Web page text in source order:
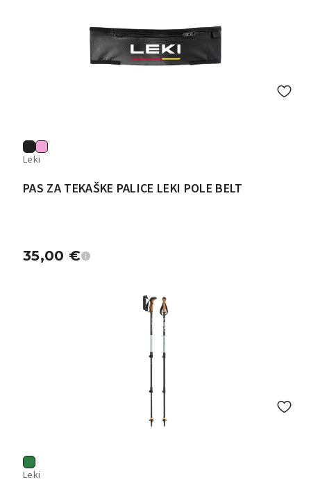
Leki
PAS ZA TEKAŠKE PALICE LEKI POLE BELT
35,00 €
Leki